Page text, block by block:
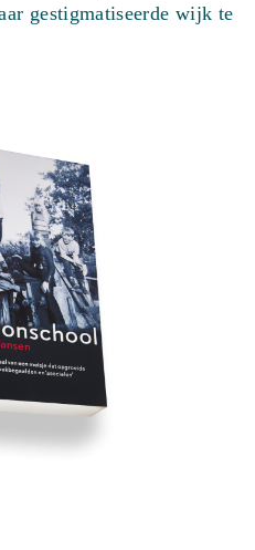
gestigmatiseerde wijk te